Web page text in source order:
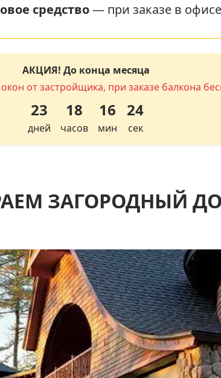
средство— при заказе в офисе
АКЦИЯ! До конца месяца
от застройщика, при заказе балкона
23
дней
18
часов
16
мин
23
сек
ЗАГОРОДНЫЙ